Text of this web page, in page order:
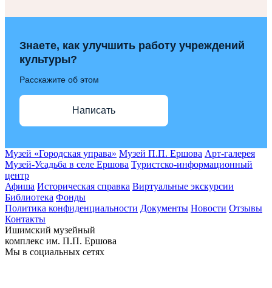
Знаете, как улучшить работу учреждений
культуры?
Расскажите об этом
Написать
Музей «Городская управа» Музей П.П. Ершова Арт-галерея
Музей-Усадьба в селе Ершова Туристско-информационный
центр
Афиша Историческая справка Виртуальные экскурсии
Библиотека Фонды
Политика конфиденциальности Документы Новости Отзывы
Контакты
Ишимский музейный
комплекс им. П.П. Ершова
Мы в социальных сетях